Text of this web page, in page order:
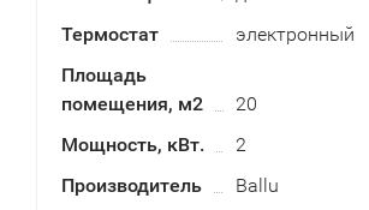
Термостат
электронный
Площадь
помещения, м2
20
Мощность, кВт.
2
Производитель
Ballu